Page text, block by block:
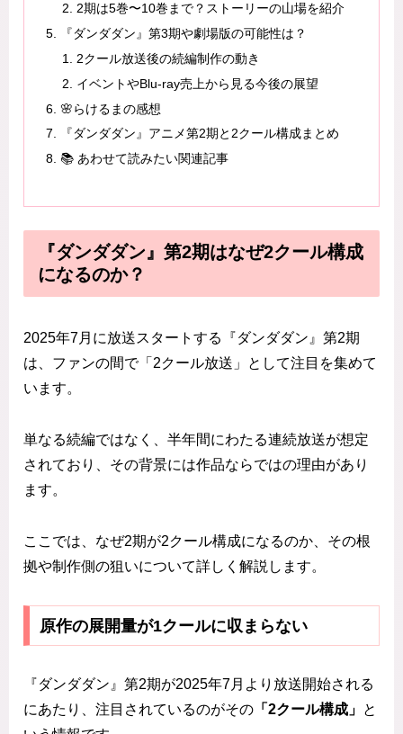
2期は5巻〜10巻まで？ストーリーの山場を紹介
『ダンダダン』第3期や劇場版の可能性は？
2クール放送後の続編制作の動き
イベントやBlu-ray売上から見る今後の展望
🌸らけるまの感想
『ダンダダン』アニメ第2期と2クール構成まとめ
📚 あわせて読みたい関連記事
『ダンダダン』第2期はなぜ2クール構成
になるのか？
2025年7月に放送スタートする『ダンダダン』第2期
は、ファンの間で「2クール放送」として注目を集めて
います。
単なる続編ではなく、半年間にわたる連続放送が想定
されており、その背景には作品ならではの理由があり
ます。
ここでは、なぜ2期が2クール構成になるのか、その根
拠や制作側の狙いについて詳しく解説します。
原作の展開量が1クールに収まらない
『ダンダダン』第2期が2025年7月より放送開始される
にあたり、注目されているのがその 「2クール構成」 と